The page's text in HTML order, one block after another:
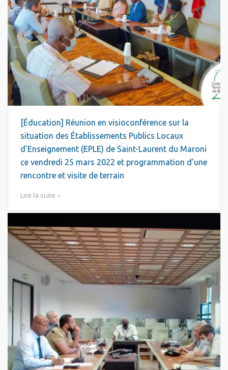
[Éducation] Réunion en visioconférence sur la
situation des Établissements Publics Locaux
d’Enseignement (EPLE) de Saint-Laurent du Maroni
ce vendredi 25 mars 2022 et programmation d’une
rencontre et visite de terrain
Lire la suite